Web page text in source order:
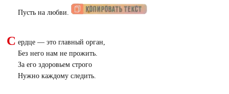
Пусть на любви.
С ердце — это главный орган,
Без него нам не прожить.
За его здоровьем строго
Нужно каждому следить.